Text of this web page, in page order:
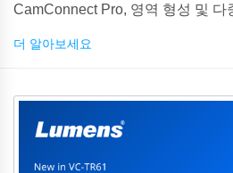
CamConnect Pro, 영역 형성 및 다
더 알아보세요